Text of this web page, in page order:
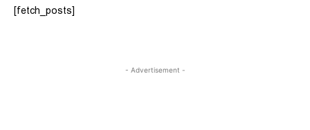
[fetch_posts]
- Advertisement -